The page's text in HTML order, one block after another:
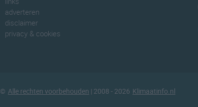
adverteren
disclaimer
privacy & cookies
© Alle rechten voorbehouden | 2008 - 2026 Klimaatinfo.nl